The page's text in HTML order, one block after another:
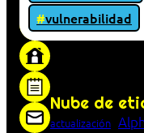
vulnerabilidad
Nube de
actualización